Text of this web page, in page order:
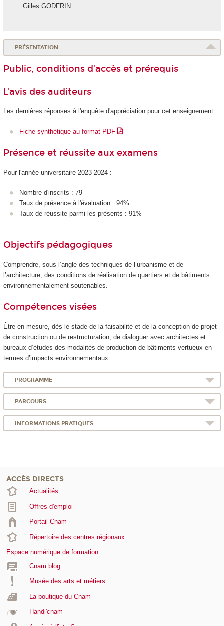
Gilles GODFRIN
PRÉSENTATION
Public, conditions d’accès et prérequis
L'avis des auditeurs
Les dernières réponses à l'enquête d'appréciation pour cet enseignement :
Fiche synthétique au format PDF
Présence et réussite aux examens
Pour l'année universitaire 2023-2024 :
Nombre d'inscrits : 79
Taux de présence à l'évaluation : 94%
Taux de réussite parmi les présents : 91%
Objectifs pédagogiques
Comprendre, sous l’angle des techniques de l’urbanisme et de
l’architecture, des conditions de réalisation de quartiers et de bâtiments
environnementalement soutenables.
Compétences visées
Être en mesure, dès le stade de la faisabilité et de la conception de projet
de construction ou de restructuration, de dialoguer avec architectes et
bureaux d’études des modalités de production de bâtiments vertueux en
termes d’impacts environnementaux.
PROGRAMME
PARCOURS
INFORMATIONS PRATIQUES
ACCÈS DIRECTS
Actualités
Offres d'emploi
Portail Cnam
Répertoire des centres régionaux
Espace numérique de formation
Cnam blog
Musée des arts et métiers
La boutique du Cnam
Handi'cnam